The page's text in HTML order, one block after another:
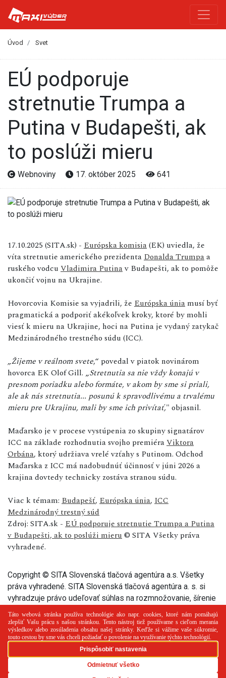
Úvod Svet
EÚ podporuje
stretnutie Trumpa a
Putina v Budapešti, ak
to poslúži mieru
Webnoviny 17. október 2025 641
17.10.2025 (SITA.sk) - Európska komisia(EK) uviedla, že
víta stretnutie amerického prezidenta Donalda Trumpaa
ruského vodcu Vladimira Putinav Budapešti, ak to pomôže
ukončiť vojnu na Ukrajine.
Hovorcovia Komisie sa vyjadrili, že Európska únia musí byť
pragmatická a podporiť akékoľvek kroky, ktoré by mohli
viesť k mieru na Ukrajine, hoci na Putina je vydaný zatykač
Medzinárodného trestného súdu (ICC).
„Žijeme v reálnom svete,“ povedal v piatok novinárom
hovorca EK Olof Gill. „Stretnutia sa nie vždy konajú v
presnom poriadku alebo formáte, v akom by sme si priali,
ale ak nás stretnutia... posunú k spravodlivému a trvalému
mieru pre Ukrajinu, mali by sme ich privítať," objasnil.
Maďarsko je v procese vystúpenia zo skupiny signatárov
ICC na základe rozhodnutia svojho premiéraViktora
Orbána, ktorý udržiava vrelé vzťahy s Putinom. Odchod
Maďarska z ICC má nadobudnúť účinnosť v júni 2026 a
krajina dovtedy technicky zostáva stranou súdu.
Viac k témam: Budapešť, Európska únia, ICC
Medzinárodný trestný súd
Zdroj: SITA.sk - EÚ podporuje stretnutie Trumpa a Putina
v Budapešti, ak to poslúži mieru © SITA Všetky práva
vyhradené.
Copyright © SITA Slovenská tlačová agentúra a.s. Všetky
práva vyhradené. SITA Slovenská tlačová agentúra a. s. si
vyhradzuje právo udeľovať súhlas na rozmnožovanie, šírenie
PR článok